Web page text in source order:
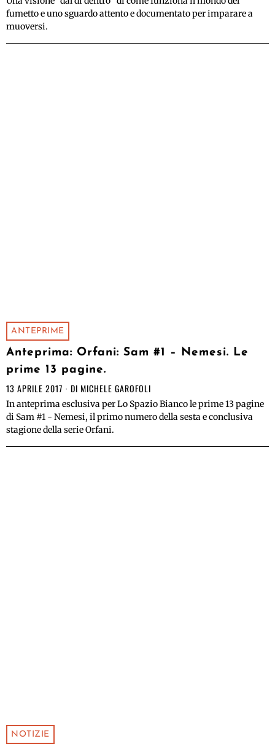
fumetto e uno sguardo attento e documentato per imparare a
muoversi.
ANTEPRIME
Anteprima: Orfani: Sam #1 – Nemesi. Le
prime 13 pagine.
13 APRILE 2017 DI MICHELE GAROFOLI
In anteprima esclusiva per Lo Spazio Bianco le prime 13 pagine
di Sam #1 - Nemesi, il primo numero della sesta e conclusiva
stagione della serie Orfani.
NOTIZIE